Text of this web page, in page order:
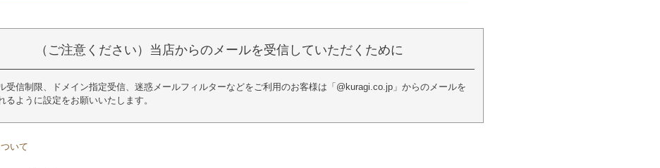
（ご注意ください）当店からのメールを受信していただくために
受信制限、ドメイン指定受信、迷惑メールフィルターなどをご利用のお客様は「@kuragi.co.jp」からのメールを
るように設定をお願いいたします。
いて